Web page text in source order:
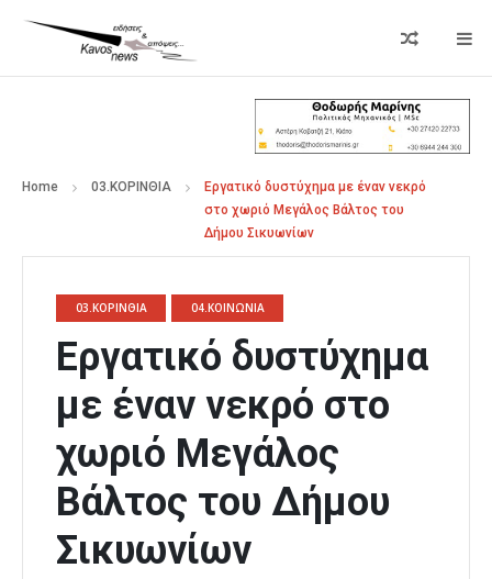
Home 03.ΚΟΡΙΝΘΙΑ
Εργατικό δυστύχημα με έναν νεκρό
στο χωριό Μεγάλος Βάλτος του
Δήμου Σικυωνίων
03.ΚΟΡΙΝΘΙΑ 04.ΚΟΙΝΩΝΙΑ
Εργατικό δυστύχημα
με έναν νεκρό στο
χωριό Μεγάλος
Βάλτος του Δήμου
Σικυωνίων